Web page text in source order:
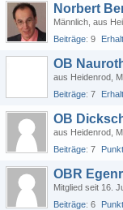
Norbert
Männlich aus
Beiträge 9
OB
aus Heidenrod
Beiträge 7
OB
aus Heidenrod
Beiträge 7
OBR
Mitglied seit 16.
Beiträge 6